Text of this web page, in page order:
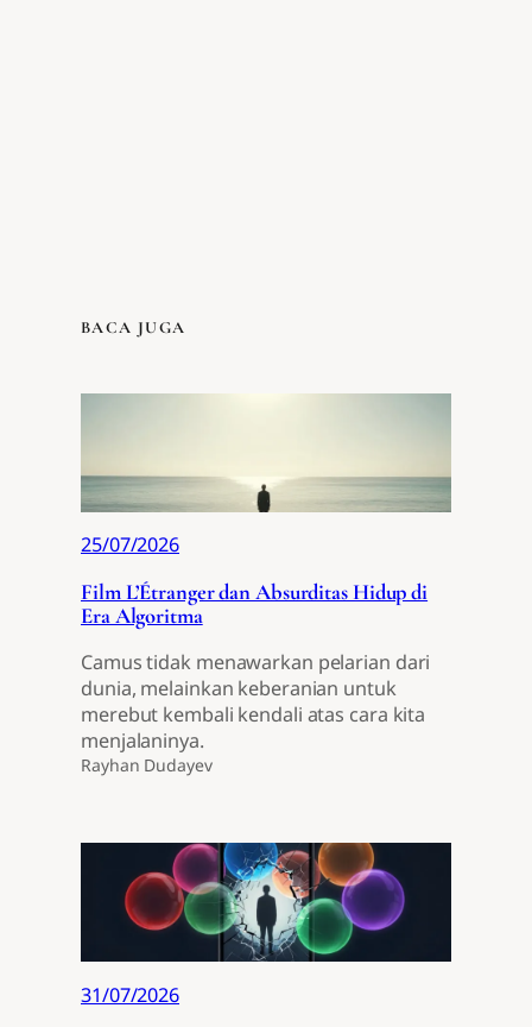
BACA JUGA
25/07/2026
Film L’Étranger dan Absurditas Hidup di
Era Algoritma
Camus tidak menawarkan pelarian dari
dunia, melainkan keberanian untuk
merebut kembali kendali atas cara kita
menjalaninya.
Rayhan Dudayev
31/07/2026